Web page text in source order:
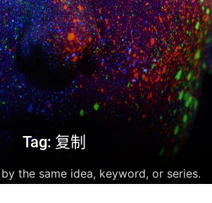
Tag: 复制
the same idea, keyword, or series.